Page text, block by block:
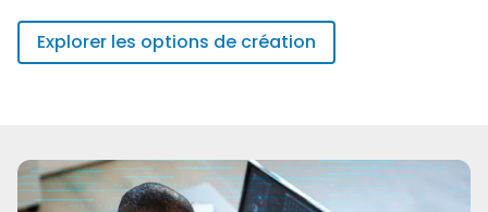
Explorer les options de création